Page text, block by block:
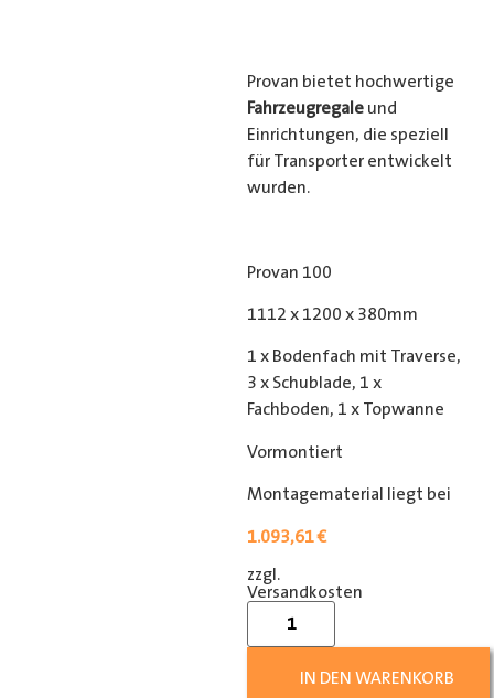
Provan bietet hochwertige
Fahrzeugregale und
Einrichtungen, die speziell
für Transporter entwickelt
wurden.
Provan 100
1112 x 1200 x 380mm
1 x Bodenfach mit Traverse,
3 x Schublade, 1 x
Fachboden, 1 x Topwanne
Vormontiert
Montagematerial liegt bei
1.093,61€
zzgl.
Versandkosten
IN DEN WARENKORB